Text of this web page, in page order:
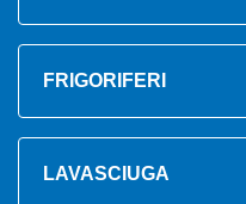
FRIGORIFERI
LAVASCIUGA